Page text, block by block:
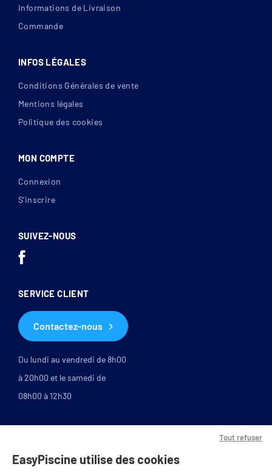
EasyPiscine utilise des cookies
Tout refuser
Informations de Livraison
Commande
INFOS LÉGALES
Conditions Générales de vente
Mentions légales
Politique des cookies
MON COMPTE
Connexion
S’inscrire
SUIVEZ-NOUS
SERVICE CLIENT
Contactez-nous
Du lundi au vendredi de 8h00
à 20h00 et le samedi de
08h00 à 12h30